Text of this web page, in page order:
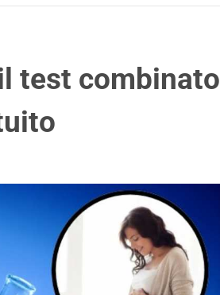
test combinato